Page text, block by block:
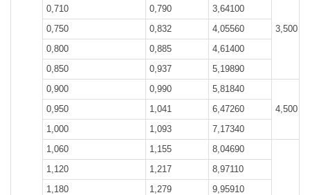
3,500
0,710 0,790
3,64100
0,750
0,832
4,05560
0,800
0,885
4,61400
0,850
0,937
5,19890
0,900
0,990
5,81840
4,500
0,950 1,041
6,47260
1,000
1,093
7,17340
1,060
1,155 8,04690
1,120 1,217
8,97110
1,180
1,279
9,95910